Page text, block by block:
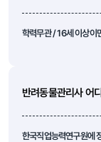
학력무관 / 16세 이상이
반려동물관리사 어
한국직업능력연구원에